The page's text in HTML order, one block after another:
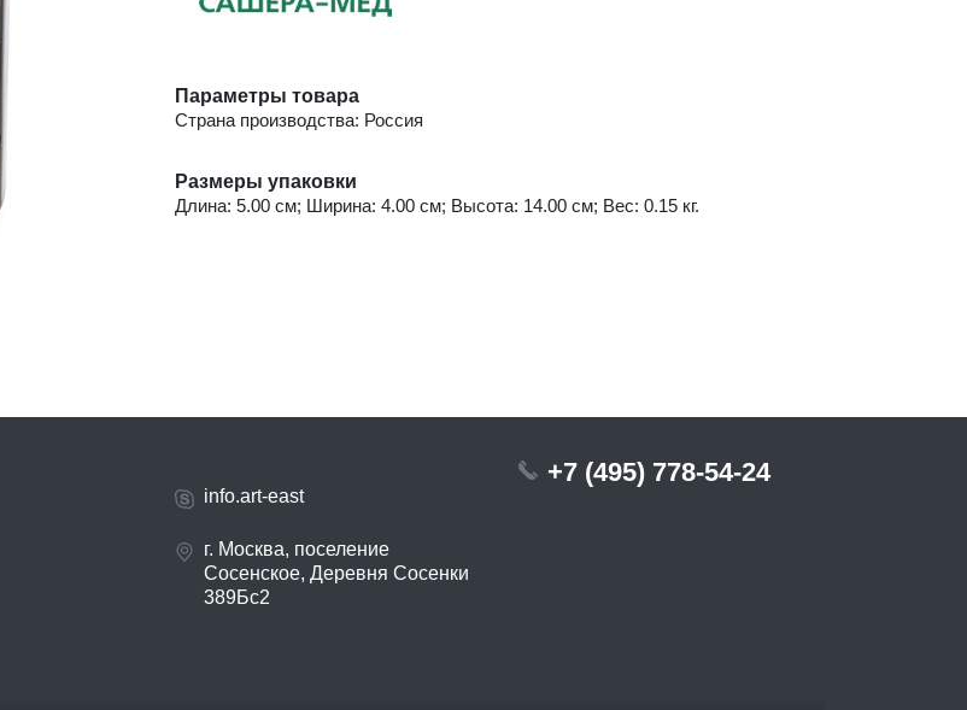
Параметры товара
Страна производства: Россия
Размеры упаковки
Длина: 5.00 см; Ширина: 4.00 см; Высота: 14.00 см; Вес: 0.15 кг.
info.art-east
г. Москва, поселение
Сосенское, Деревня Сосенки
389Бс2
+7 (495) 778-54-24